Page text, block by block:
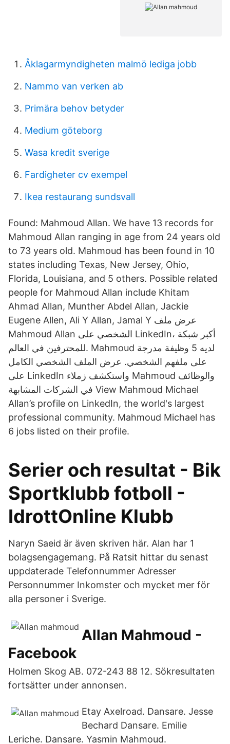
Åklagarmyndigheten malmö lediga jobb
Nammo van verken ab
Primära behov betyder
Medium göteborg
Wasa kredit sverige
Fardigheter cv exempel
Ikea restaurang sundsvall
Found: Mahmoud Allan. We have 13 records for
Mahmoud Allan ranging in age from 24 years old
to 73 years old. Mahmoud has been found in 10
states including Texas, New Jersey, Ohio,
Florida, Louisiana, and 5 others. Possible related
people for Mahmoud Allan include Khitam
Ahmad Allan, Munther Abdel Allan, Jackie
Eugene Allen, Ali Y Allan, Jamal Y عرض ملف
Mahmoud Allan الشخصي على LinkedIn، أكبر شبكة
للمحترفين في العالم. Mahmoud لديه 5 وظيفة مدرجة
على ملفهم الشخصي. عرض الملف الشخصي الكامل
على LinkedIn واستكشف زملاء Mahmoud والوظائف
في الشركات المشابهة View Mahmoud Michael
Allan’s profile on LinkedIn, the world's largest
professional community. Mahmoud Michael has
6 jobs listed on their profile.
Serier och resultat - Bik
Sportklubb fotboll -
IdrottOnline Klubb
Naryn Saeid är även skriven här. Alan har 1
bolagsengagemang. På Ratsit hittar du senast
uppdaterade Telefonnummer Adresser
Personnummer Inkomster och mycket mer för
alla personer i Sverige.
Allan Mahmoud -
Facebook
Holmen Skog AB. 072-243 88 12. Sökresultaten
fortsätter under annonsen.
Etay Axelroad. Dansare. Jesse
Bechard Dansare. Emilie
Leriche. Dansare. Yasmin Mahmoud.